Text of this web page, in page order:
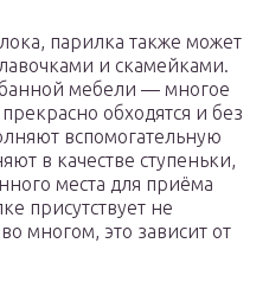
парилка также может
и скамейками.
банной мебели — многое
обходятся и без
вспомогательную
в качестве ступеньки,
места для приёма
присутствует не
многом, это зависит от